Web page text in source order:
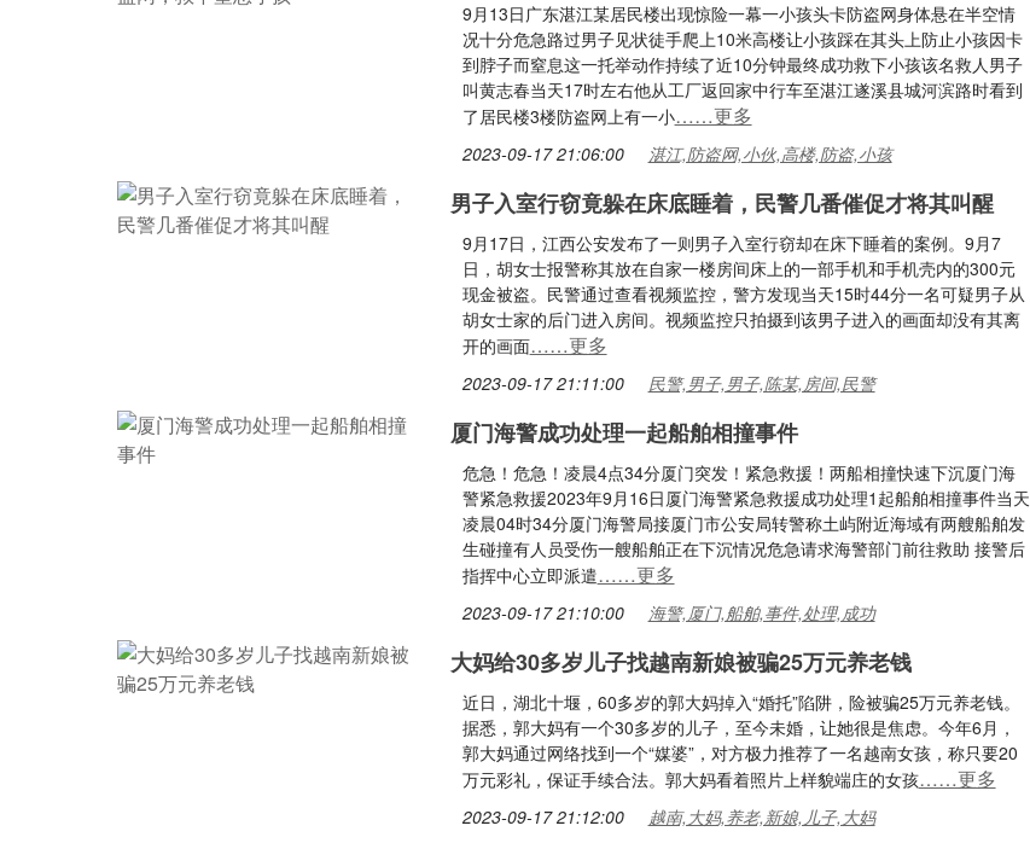
9月13日广东湛江某居民楼出现惊险一幕一小孩头卡防盗网身体悬在半空情
况十分危急路过男子见状徒手爬上10米高楼让小孩踩在其头上防止小孩因卡
到脖子而窒息这一托举动作持续了近10分钟最终成功救下小孩该名救人男子
叫黄志春当天17时左右他从工厂返回家中行车至湛江遂溪县城河滨路时看到
了居民楼3楼防盗网上有一小……更多
2023-09-17 21:06:00 湛江,防盗网,小伙,高楼,防盗,小孩
男子入室行窃竟躲在床底睡着，民警几番催促才将其叫醒
9月17日，江西公安发布了一则男子入室行窃却在床下睡着的案例。9月7
日，胡女士报警称其放在自家一楼房间床上的一部手机和手机壳内的300元
现金被盗。民警通过查看视频监控，警方发现当天15时44分一名可疑男子从
胡女士家的后门进入房间。视频监控只拍摄到该男子进入的画面却没有其离
开的画面……更多
2023-09-17 21:11:00 民警,男子,男子,陈某,房间,民警
厦门海警成功处理一起船舶相撞事件
危急！危急！凌晨4点34分厦门突发！紧急救援！两船相撞快速下沉厦门海
警紧急救援2023年9月16日厦门海警紧急救援成功处理1起船舶相撞事件当天
凌晨04时34分厦门海警局接厦门市公安局转警称土屿附近海域有两艘船舶发
生碰撞有人员受伤一艘船舶正在下沉情况危急请求海警部门前往救助 接警后
指挥中心立即派遣……更多
2023-09-17 21:10:00 海警,厦门,船舶,事件,处理,成功
大妈给30多岁儿子找越南新娘被骗25万元养老钱
近日，湖北十堰，60多岁的郭大妈掉入“婚托”陷阱，险被骗25万元养老钱。
据悉，郭大妈有一个30多岁的儿子，至今未婚，让她很是焦虑。今年6月，
郭大妈通过网络找到一个“媒婆”，对方极力推荐了一名越南女孩，称只要20
万元彩礼，保证手续合法。郭大妈看着照片上样貌端庄的女孩……更多
2023-09-17 21:12:00 越南,大妈,养老,新娘,儿子,大妈